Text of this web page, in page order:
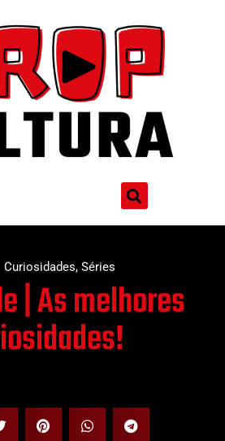
Curiosidades, Séries
| As melhores